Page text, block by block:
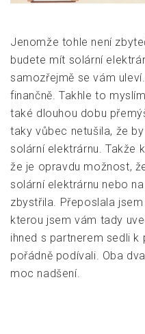
Jenomže tohle není
budete mít solární
samozřejmě se vám
finančně. Takhle to
také dlouhou dobu
taky vůbec netušila, že
solární elektrárnu. Takže
že je opravdu možnost,
solární elektrárnu nebo
zbystřila. Přeposlala
kterou jsem vám tady
ihned s partnerem sedli
pořádně podívali. Oba
moc nadšení.